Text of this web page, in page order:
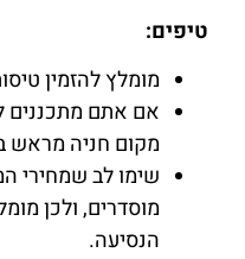
טיפים:
מומלץ להזמין
אם אתם מתכננים
מקום חניה מראש
שימו לב שמחירי
מוסדרים, ולכן
הנסיעה.